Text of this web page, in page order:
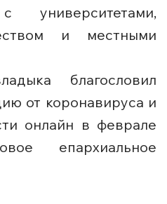
университетами,
и местными
благословил
от коронавируса и
онлайн в феврале
епархиальное